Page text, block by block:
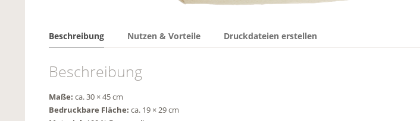
Beschreibung Nutzen & Vorteile Druckdateien erstellen
Beschreibung
Maße: ca. 30 × 45 cm
Bedruckbare Fläche: ca. 19 × 29 cm